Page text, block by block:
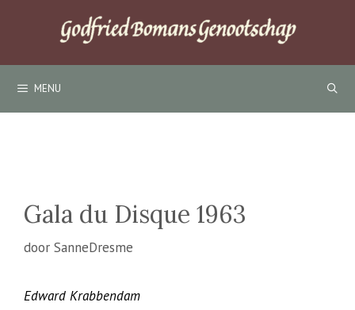
inhoud
MENU
Gala du Disque 1963
door SanneDresme
Edward Krabbendam